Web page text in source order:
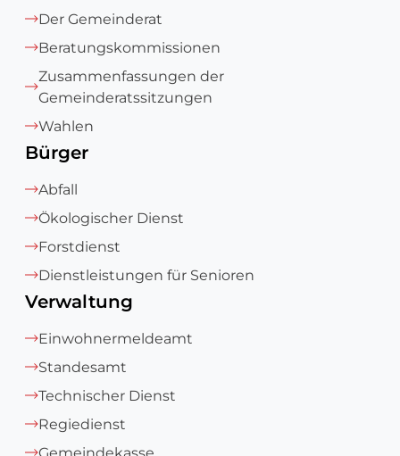
Der Gemeinderat
Beratungskommissionen
Zusammenfassungen der
Gemeinderatssitzungen
Wahlen
Bürger
Abfall
Ökologischer Dienst
Forstdienst
Dienstleistungen für Senioren
Verwaltung
Einwohnermeldeamt
Standesamt
Technischer Dienst
Regiedienst